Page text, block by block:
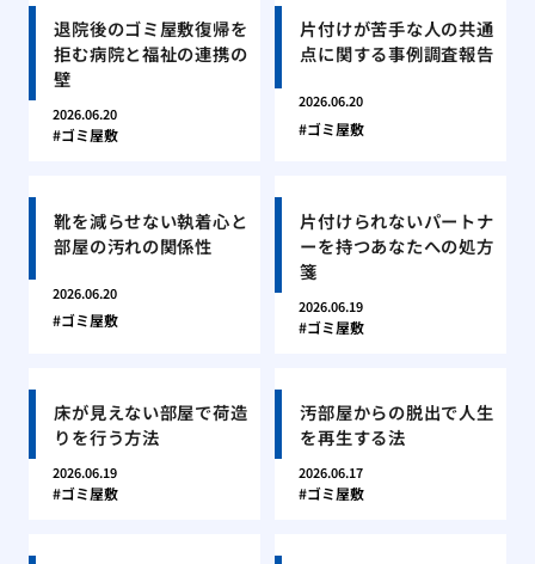
退院後のゴミ屋敷復帰を
拒む病院と福祉の連携の
壁
2026.06.20
ゴミ屋敷
片付けが苦手な人の共通
点に関する事例調査報告
2026.06.20
ゴミ屋敷
靴を減らせない執着心と
部屋の汚れの関係性
2026.06.20
ゴミ屋敷
片付けられないパートナ
ーを持つあなたへの処方
箋
2026.06.19
ゴミ屋敷
床が見えない部屋で荷造
りを行う方法
2026.06.19
ゴミ屋敷
汚部屋からの脱出で人生
を再生する法
2026.06.17
ゴミ屋敷